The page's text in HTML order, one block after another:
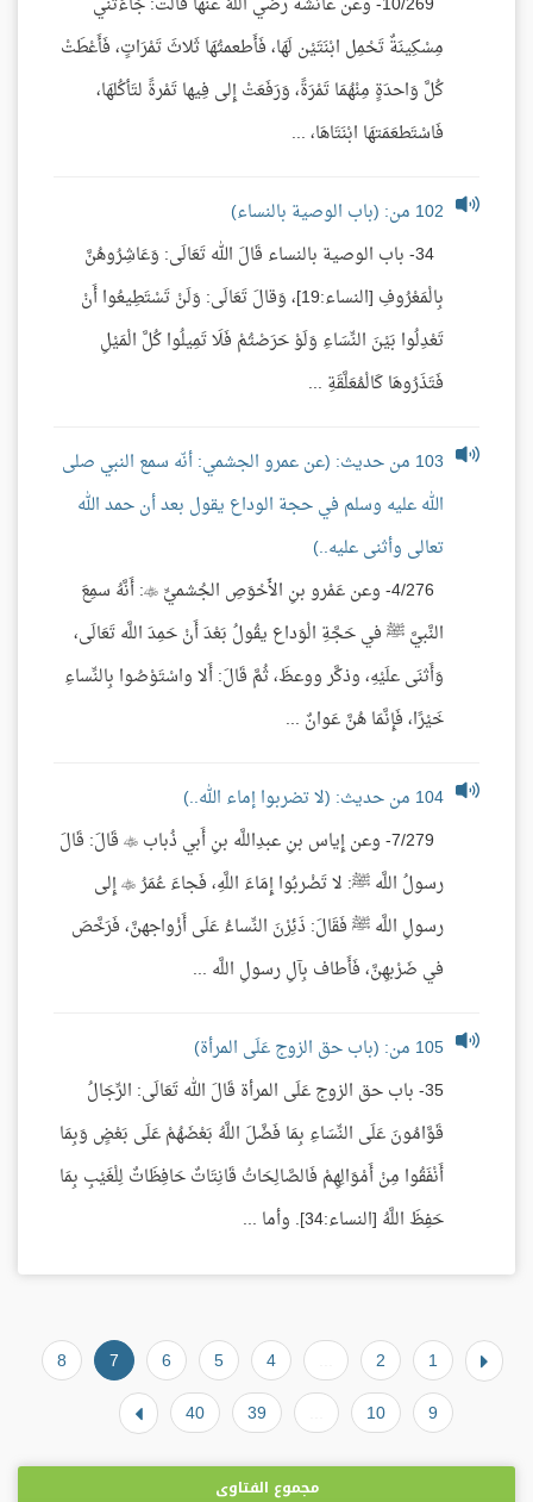
مِسْكِينَةٌ تَحْمِل ابْنَتَيْن لَهَا، فَأَطعمتُهَا ثَلاثَ تَمْرَاتٍ، فَأَعْطَتْ
كُلَّ وَاحدَةٍ مِنْهُمَا تَمْرَةً، وَرَفَعَتْ إِلى فِيها تَمْرةً لتَأكُلهَا،
فَاسْتَطعَمَتهَا ابْنَتَاهَا، ...
102 من: (باب الوصية بالنساء)
34- باب الوصية بالنساء قَالَ الله تَعَالَى: وَعَاشِرُوهُنَّ
بِالْمَعْرُوفِ [النساء:19]، وَقالَ تَعَالَى: وَلَنْ تَسْتَطِيعُوا أَنْ
تَعْدِلُوا بَيْنَ النِّسَاءِ وَلَوْ حَرَصْتُمْ فَلَا تَمِيلُوا كُلَّ الْمَيْلِ
فَتَذَرُوهَا كَالْمُعَلَّقَةِ ...
103 من حديث: (عن عمرو الجشمي: أنّه سمع النبي صلى
الله عليه وسلم في حجة الوداع يقول بعد أن حمد الله
تعالى وأثنى عليه..)
4/276- وعن عَمْرو بنِ الأَحْوَصِ الجُشميِّ : أَنَّهُ سمِعَ
النَّبيَّ ﷺ في حَجَّةِ الْوَداع يقُولُ بَعْدَ أَنْ حَمِدَ اللَّه تَعَالَى،
وَأَثنَى علَيْهِ، وذكَّر ووعظَ، ثُمَّ قَالَ: أَلا واسْتَوْصُوا بِالنِّساءِ
خَيْرًا، فَإِنَّمَا هُنَّ عَوانٌ ...
104 من حديث: (لا تضربوا إماء الله..)
7/279- وعن إِياس بنِ عبدِاللَّه بنِ أَبي ذُباب  قَالَ: قَالَ
رسولُ اللَّه ﷺ: لا تَضْربُوا إِمَاءَ اللَّهِ، فَجاءَ عُمَرُ  إِلى
رسولِ اللَّه ﷺ فَقَالَ: ذَئِرْنَ النِّساءُ عَلَى أَزْواجهنَّ، فَرَخَّصَ
في ضَرْبهِنَّ، فَأَطاف بِآلِ رسولِ اللَّه ...
105 من: (باب حق الزوج عَلَى المرأة)
35- باب حق الزوج عَلَى المرأة قَالَ الله تَعَالَى: الرِّجَالُ
قَوَّامُونَ عَلَى النِّسَاءِ بِمَا فَضَّلَ اللَّهُ بَعْضَهُمْ عَلَى بَعْضٍ وَبِمَا
أَنْفَقُوا مِنْ أَمْوَالِهِمْ فَالصَّالِحَاتُ قَانِتَاتٌ حَافِظَاتٌ لِلْغَيْبِ بِمَا
حَفِظَ اللَّهُ [النساء:34]. وأما ...
1
2
4
5
6
7
8
9
10
39
40
مجموع الفتاوى